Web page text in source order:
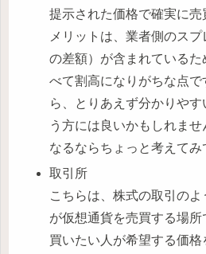
提示された価格で確実に
メリットは、業者側のス
の差額）が含まれている
べて割高になりがちな点
ら、とりあえず分かりや
う方には良いかもしれま
なるならちょっと考えてみ
取引所
こちらは、株式の取引の
が仮想通貨を売買する場所
買いたい人が希望する価